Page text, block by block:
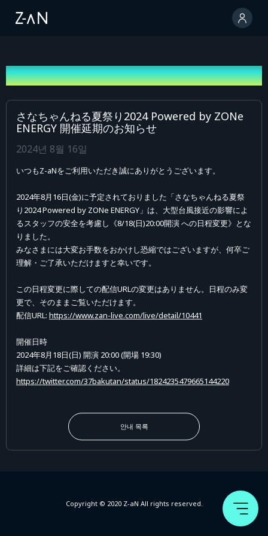
안내
さなちゃんねる夏祭り2024 Powered by ZONe
ENERGY 開催延期のお知らせ
2024년 8월 16일
いつもZ-aNをご利用いただき誠にありがとうございます。
2024年8月16日(金)に予定されておりました「さなちゃんねる夏祭
り2024 Powered by ZONe ENERGY」は、大型台風接近の影響によ
るスタッフの安全を考慮し《8/18(日)20:00開演 への日程変更》とな
りました。
みなさまには大変お手数をおかけし恐縮ではございますが、何卒ご
理解・ご了承いただけますと幸いです。
この日程変更に際しての配信URLの変更はありません。日程のみ変
更で、そのままご覧いただけます。
配信URL: https://www.zan-live.com/live/detail/10441
開催日時
2024年8月18日(日) 開演 20:00(開場 19:30)
詳細は下記をご確認ください。
https://twitter.com/37bakutan/status/1824235479665144220
안내 목록
Copyright © 2020 Z-aN All rights reserved.